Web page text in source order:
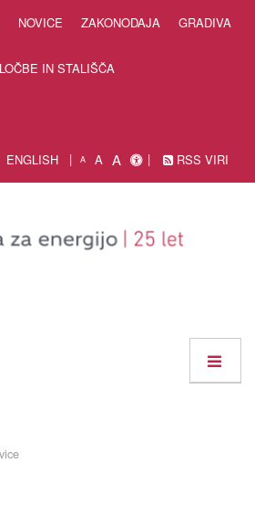
NOVICE ZAKONODAJA GRADIVA
IN STALIŠČA
ENGLISH A A A RSS VIRI